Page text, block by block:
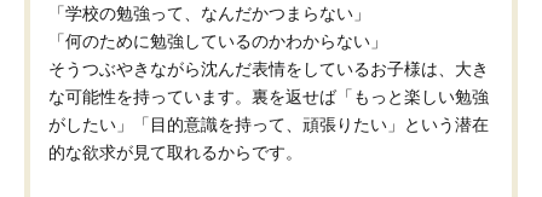
「学校の勉強って、なんだかつまらない」
「何のために勉強しているのかわからない」
そうつぶやきながら沈んだ表情をしているお子様は、大き
な可能性を持っています。裏を返せば「もっと楽しい勉強
がしたい」「目的意識を持って、頑張りたい」という潜在
的な欲求が見て取れるからです。